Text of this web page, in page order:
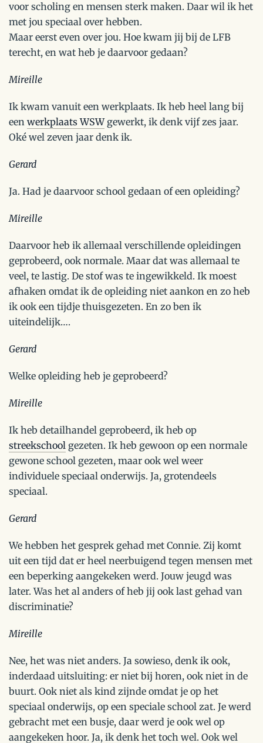
voor scholing en mensen sterk maken. Daar wil ik het
met jou speciaal over hebben.
Maar eerst even over jou. Hoe kwam jij bij de LFB
terecht, en wat heb je daarvoor gedaan?
Mireille
Ik kwam vanuit een werkplaats. Ik heb heel lang bij
een werkplaats WSWgewerkt, ik denk vijf zes jaar.
Oké wel zeven jaar denk ik.
Gerard
Ja. Had je daarvoor school gedaan of een opleiding?
Mireille
Daarvoor heb ik allemaal verschillende opleidingen
geprobeerd, ook normale. Maar dat was allemaal te
veel, te lastig. De stof was te ingewikkeld. Ik moest
afhaken omdat ik de opleiding niet aankon en zo heb
ik ook een tijdje thuisgezeten. En zo ben ik
uiteindelijk….
Gerard
Welke opleiding heb je geprobeerd?
Mireille
Ik heb detailhandel geprobeerd, ik heb op
streekschool gezeten. Ik heb gewoon op een normale
gewone school gezeten, maar ook wel weer
individuele speciaal onderwijs. Ja, grotendeels
speciaal.
Gerard
We hebben het gesprek gehad met Connie. Zij komt
uit een tijd dat er heel neerbuigend tegen mensen met
een beperking aangekeken werd. Jouw jeugd was
later. Was het al anders of heb jij ook last gehad van
discriminatie?
Mireille
Nee, het was niet anders. Ja sowieso, denk ik ook,
inderdaad uitsluiting: er niet bij horen, ook niet in de
buurt. Ook niet als kind zijnde omdat je op het
speciaal onderwijs, op een speciale school zat. Je werd
gebracht met een busje, daar werd je ook wel op
aangekeken hoor. Ja, ik denk het toch wel. Ook wel